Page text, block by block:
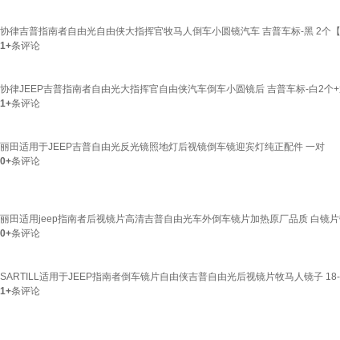
协律吉普指南者自由光自由侠大指挥官牧马人倒车小圆镜汽车 吉普车标-黑 2个
1+条评论
协律JEEP吉普指南者自由光大指挥官自由侠汽车倒车小圆镜后 吉普车标-白2个
1+条评论
丽田适用于JEEP吉普自由光反光镜照地灯后视镜倒车镜迎宾灯纯正配件 一对
0+条评论
丽田适用jeep指南者后视镜片高清吉普自由光车外倒车镜片加热原厂品质 白镜
0+条评论
SARTILL适用于JEEP指南者倒车镜片自由侠吉普自由光后视镜片牧马人镜子
1+条评论